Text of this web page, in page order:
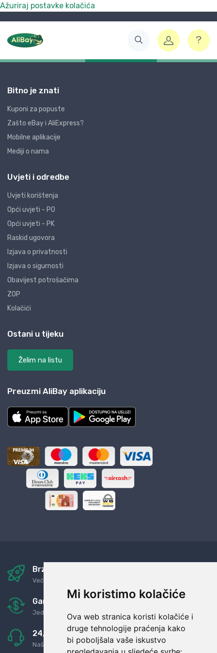
Mi koristimo kolačiće
Ova web stranica koristi kolačiće i
druge tehnologije praćenja kako
bi poboljšala vaše iskustvo
Ažuriraj postavke kolačića
Bitno je znati
Kuponi za popuste
Zašto eBay i AliExpress?
Mobilne aplikacije
Mediji o nama
Uvjeti i odredbe
Uvjeti korištenja
Opći uvjeti - PO
Opći uvjeti - PK
Raskid ugovora
Izjava o privatnosti
Izjava o sigurnosti
Obavijest potrošačima
ZOP
Kolačići
Ostani u tijeku
Želim na listu
Preuzmi AliBay aplikaciju
Brza i sigurna dostava
Već za nekoliko dana kod vas
Garancija u povrat novaca
Jednostavno pravilo: Roba za novac
24/7 odlična podrška
Naši agenti uvijek na raspolaganju